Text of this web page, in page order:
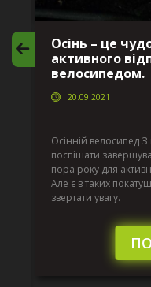
Осінь – це
активного
велосипедом.
20.09.2021
Осінній велосипед
поспішати
пора року для
Але є в таких
звертати увагу.